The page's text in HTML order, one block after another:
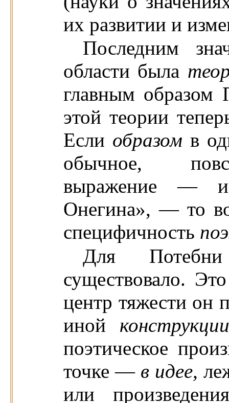
их развитии и
Последним
области была
главным образом
этой теории
Если образом в
обычное,
выражение — и
Онегина», — то
специфичность
Для
существовало.
центр тяжести он
иной
поэтическое
точке — в идее,
или